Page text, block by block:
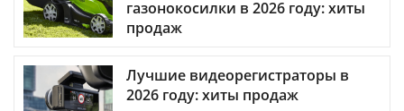
газонокосилки в 2026 году: хиты
продаж
Лучшие видеорегистраторы в
2026 году: хиты продаж